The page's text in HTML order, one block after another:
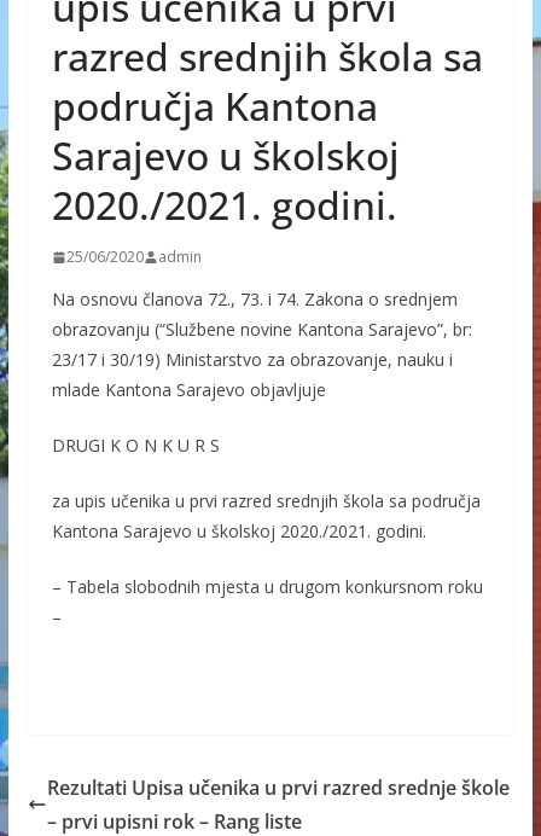
razred srednjih škola sa
područja Kantona
Sarajevo u školskoj
2020./2021. godini.
25/06/2020 admin
Na osnovu članova 72., 73. i 74. Zakona o srednjem
obrazovanju (“Službene novine Kantona Sarajevo”, br:
23/17 i 30/19) Ministarstvo za obrazovanje, nauku i
mlade Kantona Sarajevo objavljuje
DRUGI K O N K U R S
za upis učenika u prvi razred srednjih škola sa područja
Kantona Sarajevo u školskoj 2020./2021. godini.
– Tabela slobodnih mjesta u drugom konkursnom roku
–
Rezultati Upisa učenika u prvi razred srednje škole
– prvi upisni rok – Rang liste